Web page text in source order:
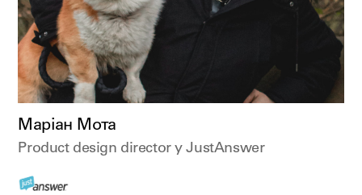
Маріан Мота
Product design director у JustAnswer